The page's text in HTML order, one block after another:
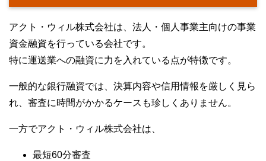
アクト・ウィル株式会社は、法人・個人事業主向けの事業
資金融資を行っている会社です。
特に運送業への融資に力を入れている点が特徴です。
一般的な銀行融資では、決算内容や信用情報を厳しく見ら
れ、審査に時間がかかるケースも珍しくありません。
一方でアクト・ウィル株式会社は、
最短60分審査